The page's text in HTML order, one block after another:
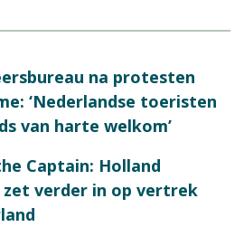
na protesten
‘Nederlandse toeristen
van harte welkom’
Captain: Holland
zet verder in op vertrek